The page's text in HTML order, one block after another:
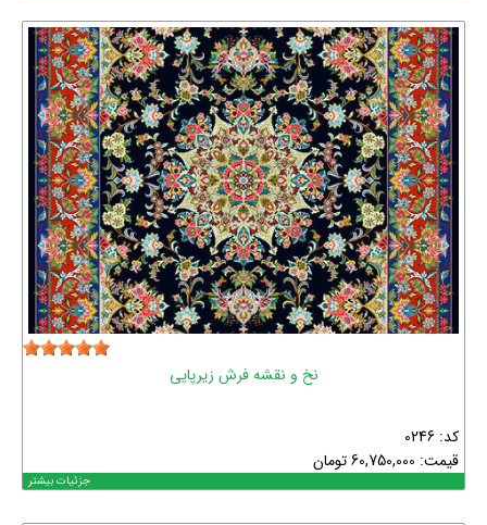
نخ و نقشه فرش زیرپایی
کد: 0246
قیمت: 60,750,000تومان
جزئیات بیشتر